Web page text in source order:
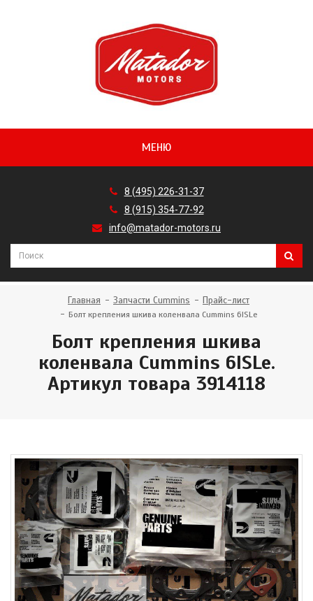
МЕНЮ
8 (495) 226-31-37
8 (915) 354-77-92
info@matador-motors.ru
Главная Запчасти Cummins Прайс-лист
Болт крепления шкива коленвала Cummins 6ISLe
Болт крепления шкива
коленвала Cummins 6ISLe.
Артикул товара 3914118